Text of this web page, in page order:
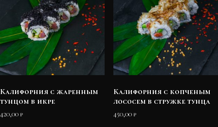
Калифорния с жаренным
тунцом в икре
420,00 ₽
Калифорния с копченым
лососем в стружке тунца
450,00 ₽